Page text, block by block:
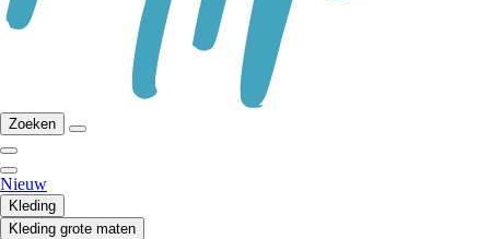
Zoeken
Nieuw
Kleding
Kleding grote maten